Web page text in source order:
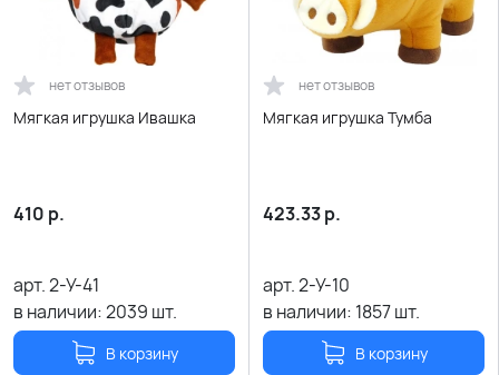
нет отзывов
Мягкая игрушка Ивашка
410 р.
арт.2-У-41
в наличии:2039 шт.
В корзину
нет отзывов
Мягкая игрушка Тумба
423.33р.
арт.2-У-10
в наличии: 1857шт.
В корзину